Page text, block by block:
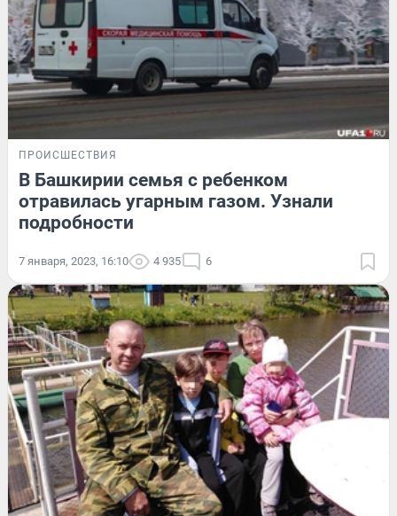
ПРОИСШЕСТВИЯ
В Башкирии семья с ребенком
отравилась угарным газом. Узнали
подробности
7 января, 2023, 16:10 4 935 6